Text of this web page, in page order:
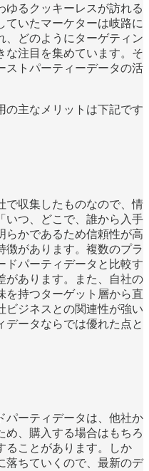
ゆるクッキーレスが訪れる
ていたマーケターは岐路に
、どのようにターゲティン
な注目を集めています。そ
ストパーティーデータの活
の主なメリットは下記です
で収集したものなので、情
いつ、どこで、誰から入手
らかであるため信頼性が高
徴があります。複数のプラ
ドパーティデータと比較す
があります。また、自社の
を持つターゲット層から直
ビジネスとの関連性が強い
データならでは優れた点と
パーティデータは、他社か
め、購入する場合はもちろ
ることがあります。しか
落ちていくので、最新のデ